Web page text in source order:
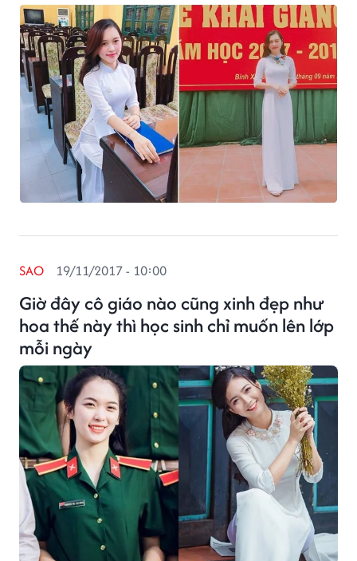
Giờ đây cô giáo nào cũng xinh đẹp như
hoa thế này thì học sinh chỉ muốn lên lớp
mỗi ngày
SAO 19/11/2017 - 10:00